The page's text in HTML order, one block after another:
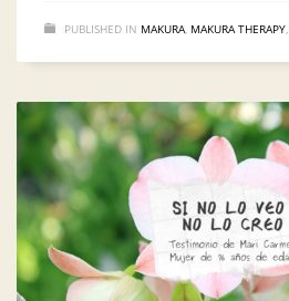
PUBLISHED IN MAKURA, MAKURA THERAPY,